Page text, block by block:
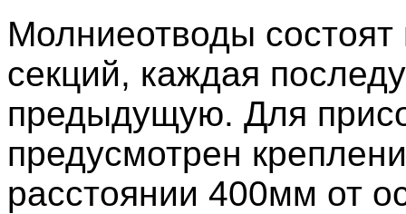
Молниеотводы
секций, каждая
предыдущую. Для
предусмотрен
расстоянии 400мм от